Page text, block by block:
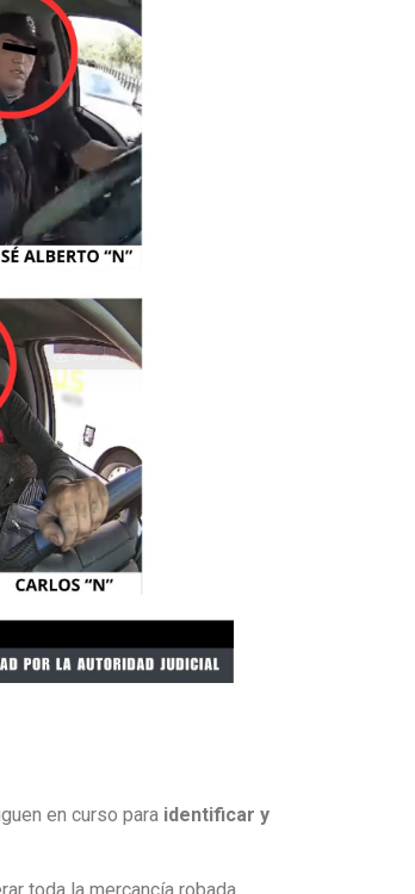
en curso para identificar y
toda la mercancía robada,